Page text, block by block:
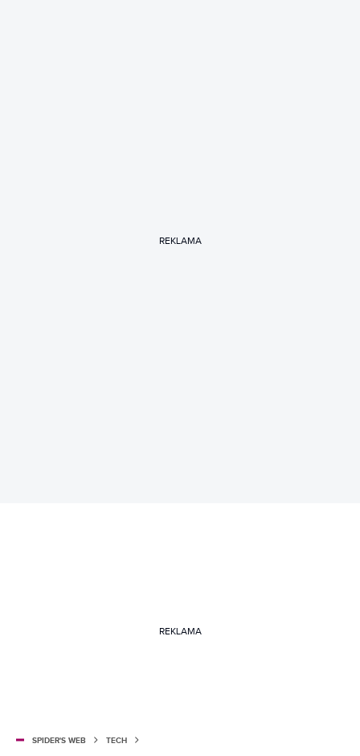
REKLAMA
REKLAMA
SPIDER'S WEB TECH